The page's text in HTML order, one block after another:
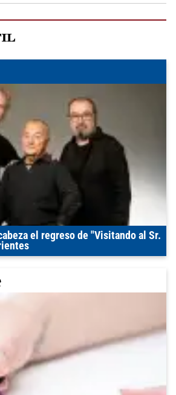
el regreso de "Visitando al Sr.